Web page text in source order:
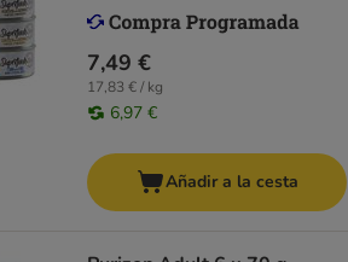
7,49 €
17,83 € / kg
6,97 €
Añadir a la cesta